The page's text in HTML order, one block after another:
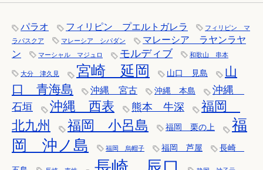
パラオ フィリピン プエルトガレラ
フィリピン マ
ラパスクア
マレーシア シパダン
マレーシア ラヤンラヤ
ン
マーシャル マジュロ モルディブ 和歌山 串本
大分 津久見 宮崎 延岡 山口 見島
山
口 青海島
沖縄 宮古 沖縄 本島
沖縄
石垣
沖縄 西表 熊本 牛深
福岡
北九州
福岡 小呂島 福岡 栗の上
福
岡 沖ノ島
福岡 烏帽子 福岡 芦屋 長崎